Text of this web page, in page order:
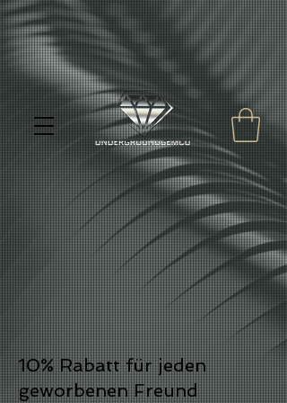
10% Rabatt für jeden
geworbenen Freund